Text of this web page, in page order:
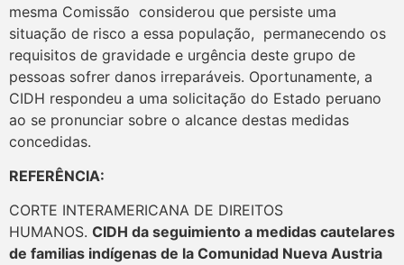
mesma Comissão considerou que persiste uma
situação de risco a essa população, permanecendo os
requisitos de gravidade e urgência deste grupo de
pessoas sofrer danos irreparáveis. Oportunamente, a
CIDH respondeu a uma solicitação do Estado peruano
ao se pronunciar sobre o alcance destas medidas
concedidas.
REFERÊNCIA:
CORTE INTERAMERICANA DE DIREITOS
HUMANOS. CIDH da seguimiento a medidas cautelares
de familias indígenas de la Comunidad Nueva Austria